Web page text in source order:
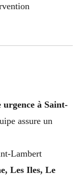
à Saint-
assure un
Lambert
Les Iles, Le